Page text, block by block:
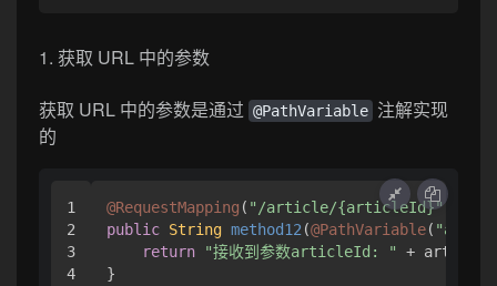
1. 获取 URL 中的参数
获取 URL 中的参数是通过 @PathVariable 注解实现
的
1
2
3
@RequestMapping ( "/article/{articleId}"
public String method12(@PathVariable(
return
"接收到参数articleId: "
+
}